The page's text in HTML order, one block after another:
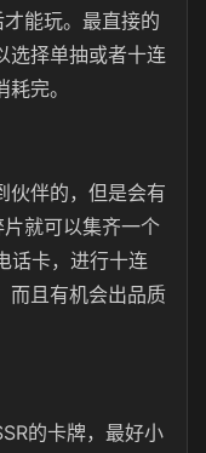
能玩。最直接的
选择单抽或者十连
完。
伙伴的，但是会有
就可以集齐一个
话卡，进行十连
而且有机会出品质
的卡牌，最好小